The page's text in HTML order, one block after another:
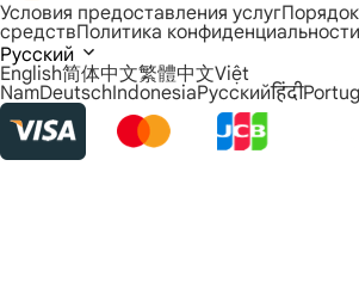
Условия предоставления услуг
средствПолитика конфиденциальности
Русский
English简体中文繁體中文Việt
NamDeutschIndonesiaРусскийहिंदी